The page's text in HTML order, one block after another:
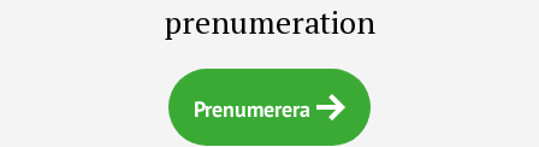
prenumeration
Prenumerera